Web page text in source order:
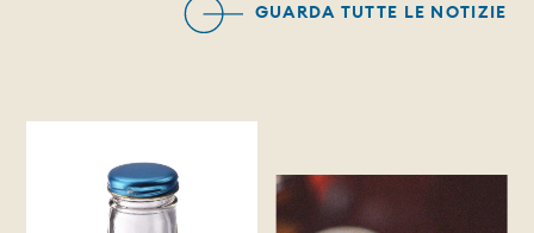
GUARDA TUTTE LE NOTIZIE